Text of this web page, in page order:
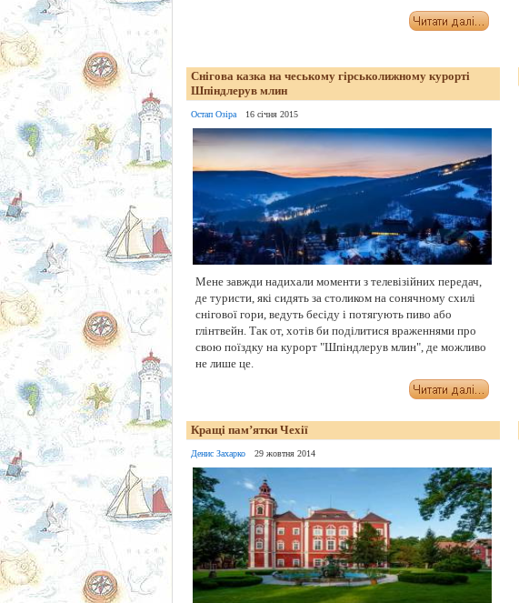
Снігова казка на чеському гірськолижному курорті
Шпіндлерув млин
Остап Озіра 16 січня 2015
Мене завжди надихали моменти з телевізійних передач,
де туристи, які сидять за столиком на сонячному схилі
снігової гори, ведуть бесіду і потягують пиво або
глінтвейн. Так от, хотів би поділитися враженнями про
свою поїздку на курорт "Шпіндлерув млин", де можливо
не лише це.
Кращі пам’ятки Чехії
Денис Захарко 29 жовтня 2014